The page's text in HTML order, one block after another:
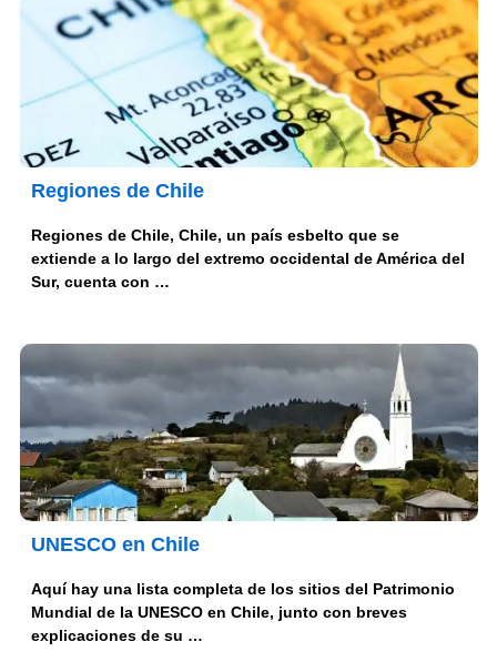
Regiones de Chile
Regiones de Chile, Chile, un país esbelto que se
extiende a lo largo del extremo occidental de América del
Sur, cuenta con …
UNESCO en Chile
Aquí hay una lista completa de los sitios del Patrimonio
Mundial de la UNESCO en Chile, junto con breves
explicaciones de su …